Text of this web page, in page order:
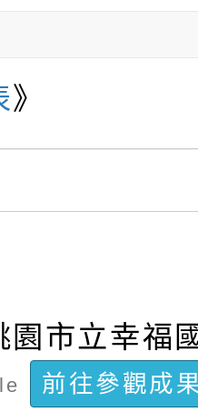
》
園市立幸福
前往參觀成